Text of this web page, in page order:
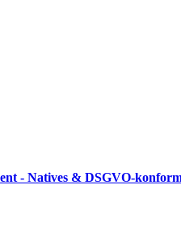
- Natives & DSGVO-